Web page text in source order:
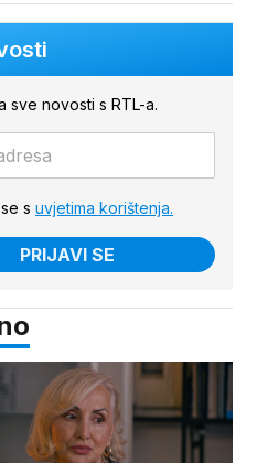
sve novosti s RTL-a.
s uvjetima korištenja.
PRIJAVI SE